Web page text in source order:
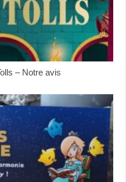
– Notre avis